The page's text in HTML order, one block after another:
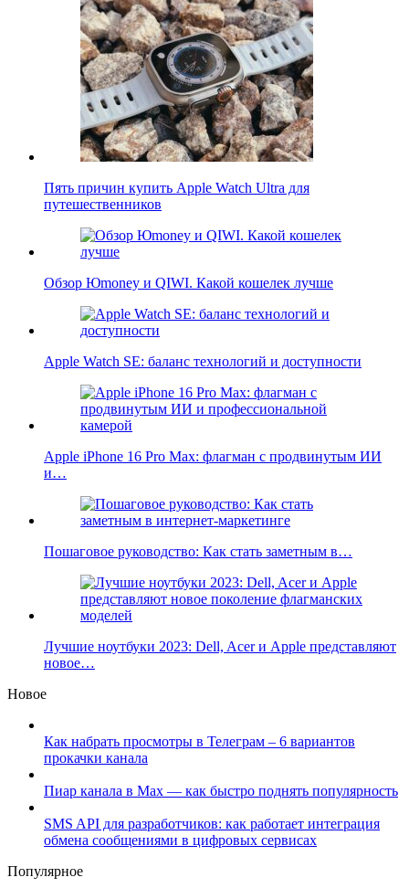
Пять причин купить Apple Watch Ultra для
путешественников
Обзор Юmoney и QIWI. Какой кошелек лучше
Apple Watch SE: баланс технологий и доступности
Apple iPhone 16 Pro Max: флагман с продвинутым ИИ
и…
Пошаговое руководство: Как стать заметным в…
Лучшие ноутбуки 2023: Dell, Acer и Apple представляют
новое…
Новое
Как набрать просмотры в Телеграм – 6 вариантов
прокачки канала
Пиар канала в Max — как быстро поднять популярность
SMS API для разработчиков: как работает интеграция
обмена сообщениями в цифровых сервисах
Популярное